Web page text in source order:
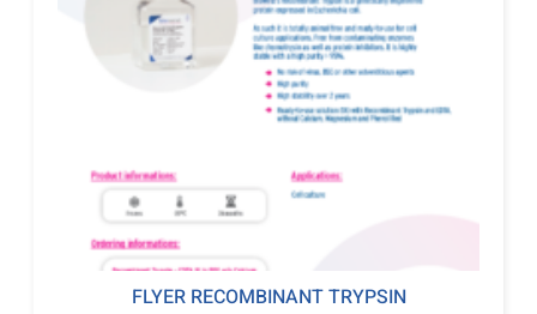
FLYER RECOMBINANT TRYPSIN